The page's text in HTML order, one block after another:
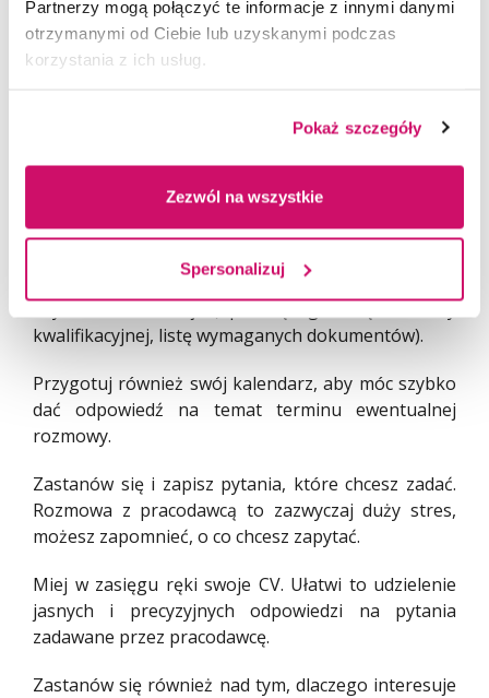
Partnerzy mogą połączyć te informacje z innymi danymi
otrzymanymi od Ciebie lub uzyskanymi podczas
korzystania z ich usług.
Pokaż szczegóły
Zezwól na wszystkie
Spersonalizuj
Wynotuj z ogłoszenia:
Nazwisko i stanowisko osoby do kontaktu
Przygotuj długopis i kartkę, na której zanotujesz
uzyskane informacje (np. datę i godzinę rozmowy
kwalifikacyjnej, listę wymaganych dokumentów).
Przygotuj również swój kalendarz, aby móc szybko
dać odpowiedź na temat terminu ewentualnej
rozmowy.
Zastanów się i zapisz pytania, które chcesz zadać.
Rozmowa z pracodawcą to zazwyczaj duży stres,
możesz zapomnieć, o co chcesz zapytać.
Miej w zasięgu ręki swoje CV. Ułatwi to udzielenie
jasnych i precyzyjnych odpowiedzi na pytania
zadawane przez pracodawcę.
Zastanów się również nad tym, dlaczego interesuje